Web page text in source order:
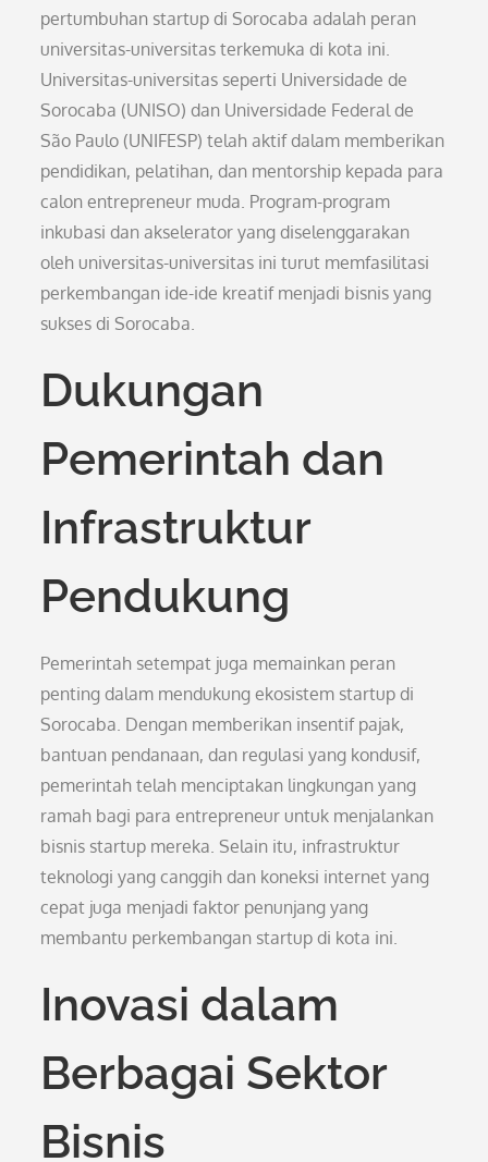
pertumbuhan startup di Sorocaba adalah peran
universitas-universitas terkemuka di kota ini.
Universitas-universitas seperti Universidade de
Sorocaba (UNISO) dan Universidade Federal de
São Paulo (UNIFESP) telah aktif dalam memberikan
pendidikan, pelatihan, dan mentorship kepada para
calon entrepreneur muda. Program-program
inkubasi dan akselerator yang diselenggarakan
oleh universitas-universitas ini turut memfasilitasi
perkembangan ide-ide kreatif menjadi bisnis yang
sukses di Sorocaba.
Dukungan
Pemerintah dan
Infrastruktur
Pendukung
Pemerintah setempat juga memainkan peran
penting dalam mendukung ekosistem startup di
Sorocaba. Dengan memberikan insentif pajak,
bantuan pendanaan, dan regulasi yang kondusif,
pemerintah telah menciptakan lingkungan yang
ramah bagi para entrepreneur untuk menjalankan
bisnis startup mereka. Selain itu, infrastruktur
teknologi yang canggih dan koneksi internet yang
cepat juga menjadi faktor penunjang yang
membantu perkembangan startup di kota ini.
Inovasi dalam
Berbagai Sektor
Bisnis